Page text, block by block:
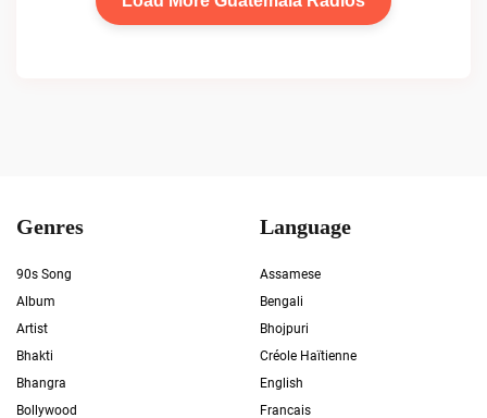
Genres
90s Song
Album
Artist
Bhakti
Bhangra
Bollywood
Language
Assamese
Bengali
Bhojpuri
Créole Haïtienne
English
Francais